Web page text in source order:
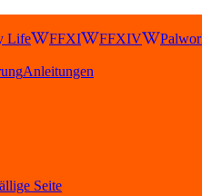
Life FFXI FFXIV
Anleitungen
Seite